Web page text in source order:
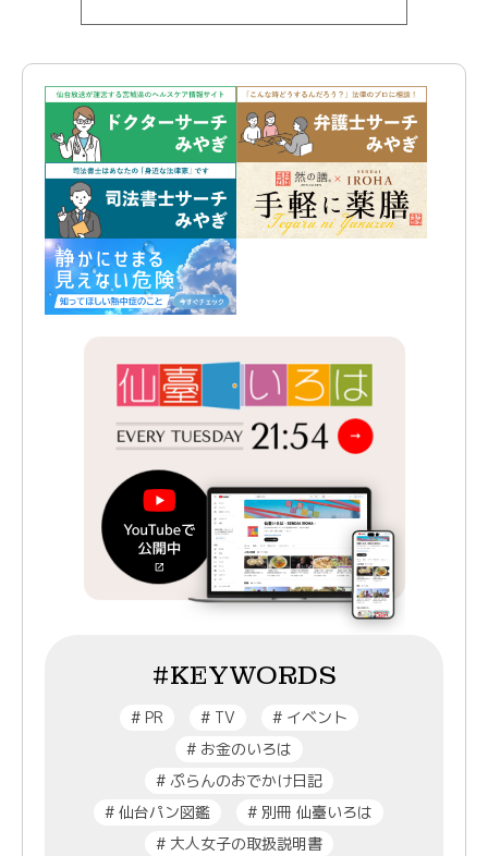
#KEYWORDS
#PR #TV #イベント
#お金のいろは
#ぷらんのおでかけ日記
# 仙台パン図鑑 # 別冊 仙臺いろは
#大人女子の取扱説明書